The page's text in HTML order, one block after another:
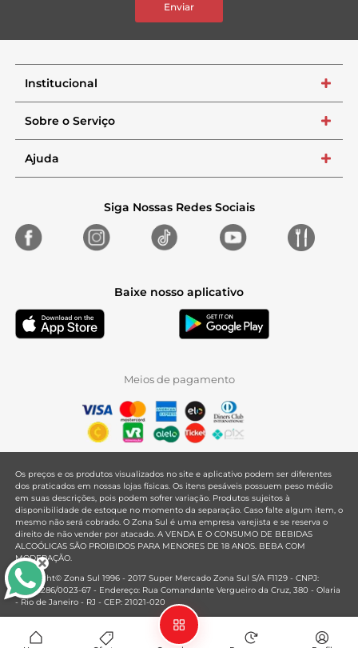
Enviar
Institucional +
Sobre o Serviço +
Ajuda +
Siga Nossas Redes Sociais
Baixe nosso aplicativo
Meios de pagamento
Os preços e os produtos visualizados no site e aplicativo podem ser diferentes
dos praticados em nossas lojas físicas. Os itens pesáveis possuem peso médio
em suas descrições, pois podem sofrer variação. Produtos sujeitos à
disponibilidade de estoque no momento da separação. Caso falte algum item, o
mesmo não será cobrado. O Zona Sul é uma empresa varejista e se reserva o
direito de não vender por atacado. A VENDA E O CONSUMO DE BEBIDAS
ALCOÓLICAS SÃO PROIBIDOS PARA MENORES DE 18 ANOS. BEBA COM
MODERAÇÃO.
Copyright© Zona Sul 1996 - 2017 Super Mercado Zona Sul S/A F1129 - CNPJ:
33.381.286/0023-67 - Endereço: Rua Comandante Vergueiro da Cruz, 380 - Olaria
- Rio de Janeiro - RJ - CEP: 21021-020
Mantido por